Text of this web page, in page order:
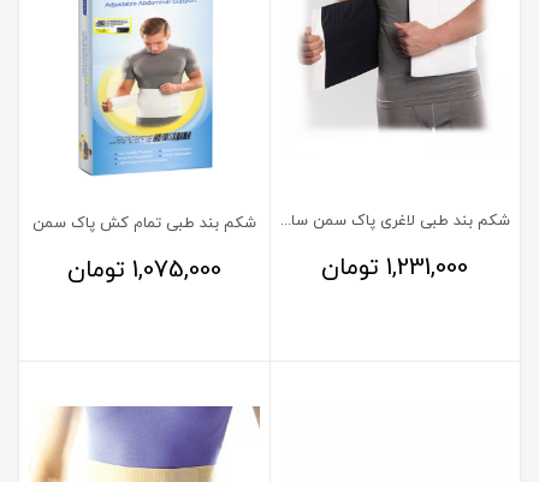
شکم بند طبی لاغری پاک سمن سایز XXL
1,231,000 تومان
شکم بند طبی تمام کش پاک سمن
1,075,000 تومان